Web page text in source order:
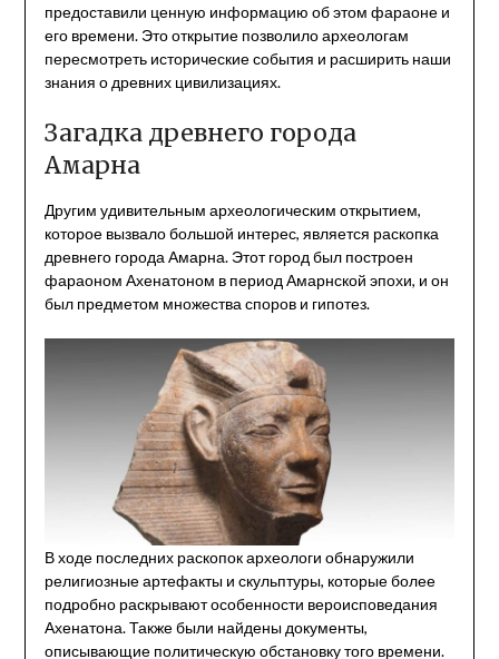
предоставили ценную информацию об этом фараоне и
его времени. Это открытие позволило археологам
пересмотреть исторические события и расширить наши
знания о древних цивилизациях.
Загадка древнего города
Амарна
Другим удивительным археологическим открытием,
которое вызвало большой интерес, является раскопка
древнего города Амарна. Этот город был построен
фараоном Ахенатоном в период Амарнской эпохи, и он
был предметом множества споров и гипотез.
В ходе последних раскопок археологи обнаружили
религиозные артефакты и скульптуры, которые более
подробно раскрывают особенности вероисповедания
Ахенатона. Также были найдены документы,
описывающие политическую обстановку того времени.